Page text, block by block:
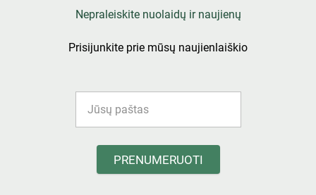
Nepraleiskite nuolaidų ir naujienų
Prisijunkite prie mūsų naujienlaiškio
PRENUMERUOTI